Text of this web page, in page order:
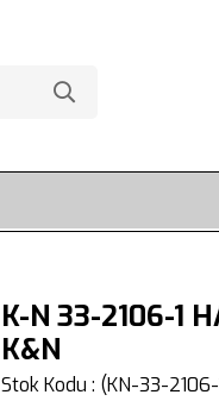
K-N 33-2106-1
K&N
Stok Kodu (KN-33-2106-